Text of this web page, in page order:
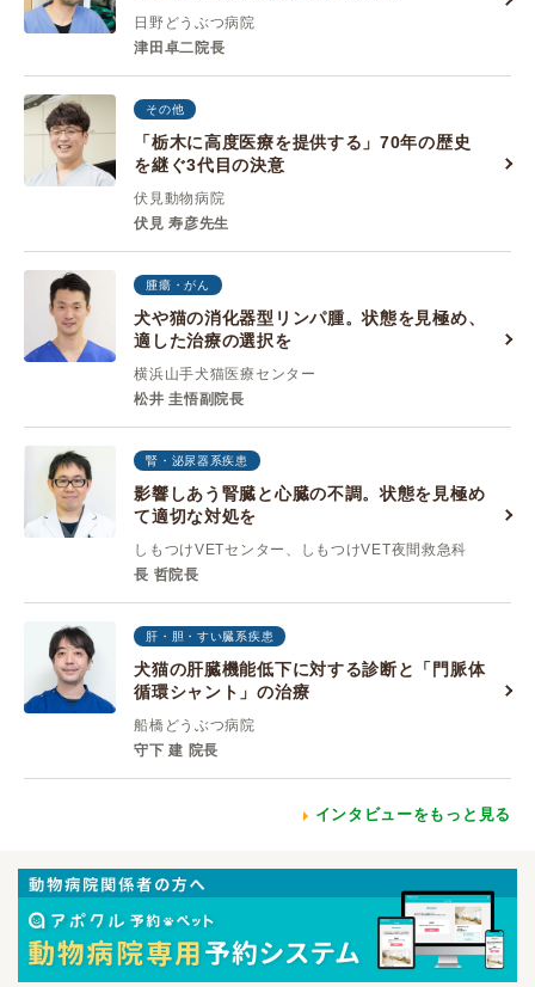
日野どうぶつ病院
津田卓二院長
その他
「栃木に高度医療を提供する」70年の歴史
を継ぐ3代目の決意
伏見動物病院
伏見 寿彦先生
腫瘍・がん
犬や猫の消化器型リンパ腫。状態を見極め、
適した治療の選択を
横浜山手犬猫医療センター
松井 圭悟副院長
腎・泌尿器系疾患
影響しあう腎臓と心臓の不調。状態を見極め
て適切な対処を
しもつけVETセンター、しもつけVET夜間救急科
長 哲院長
肝・胆・すい臓系疾患
犬猫の肝臓機能低下に対する診断と「門脈体
循環シャント」の治療
船橋どうぶつ病院
守下 建 院長
インタビューをもっと見る